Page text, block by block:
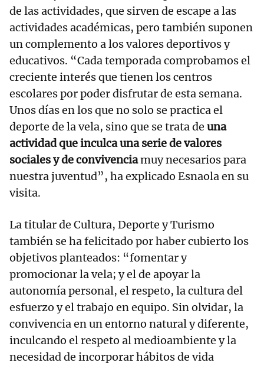
de las actividades, que sirven de escape a las
actividades académicas, pero también suponen
un complemento a los valores deportivos y
educativos. “Cada temporada comprobamos el
creciente interés que tienen los centros
escolares por poder disfrutar de esta semana.
Unos días en los que no solo se practica el
deporte de la vela, sino que se trata de una
actividad que inculca una serie de valores
sociales y de convivenciamuy necesarios para
nuestra juventud”, ha explicado Esnaola en su
visita.
La titular de Cultura, Deporte y Turismo
también se ha felicitado por haber cubierto los
objetivos planteados: “fomentar y
promocionar la vela; y el de apoyar la
autonomía personal, el respeto, la cultura del
esfuerzo y el trabajo en equipo. Sin olvidar, la
convivencia en un entorno natural y diferente,
inculcando el respeto al medioambiente y la
necesidad de incorporar hábitos de vida